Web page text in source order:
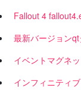
Fallout 4
最新バージョン
イベントマグネ
インフィニティ